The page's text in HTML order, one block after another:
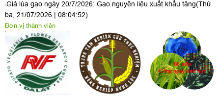
Giá lúa gạo ngày 20/7/2026: Gạo nguyên liệu xuất khẩu tăng(Thứ
ba, 21/07/2026 | 08:04:52)
Đơn vị thành viên